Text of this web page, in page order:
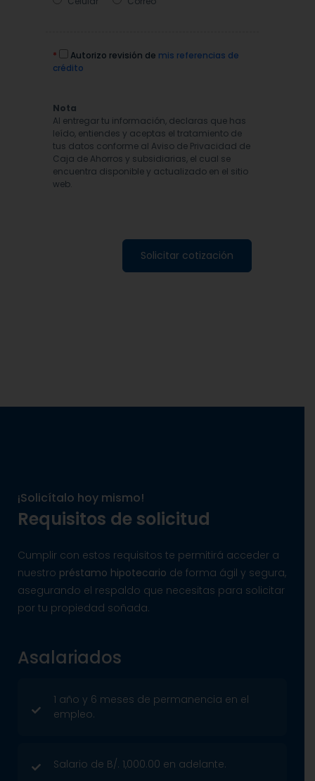
* Autorizo revisión de mis referencias de
crédito
Nota
Al entregar tu información, declaras que has
leído, entiendes y aceptas el tratamiento de
tus datos conforme al Aviso de Privacidad de
Caja de Ahorros y subsidiarias, el cual se
encuentra disponible y actualizado en el sitio
web.
Solicitar cotización
¡Solicítalo hoy mismo!
Requisitos de solicitud
Cumplir con estos requisitos te permitirá acceder a
nuestro préstamo hipotecario de forma ágil y segura,
asegurando el respaldo que necesitas para solicitar
por tu propiedad soñada.
Asalariados
1 año y 6 meses de permanencia en el
empleo.
Salario de B/. 1,000.00 en adelante.